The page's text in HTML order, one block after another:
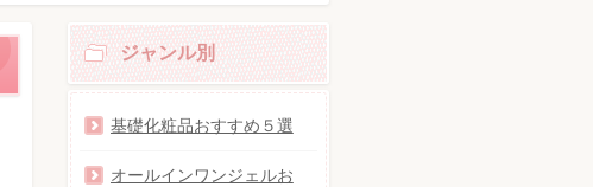
ジャンル別
基礎化粧品おすすめ５選
オールインワンジェルお